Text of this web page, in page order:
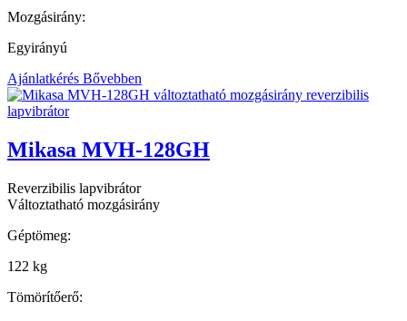
Mozgásirány:
Egyirányú
Ajánlatkérés Bővebben
Mikasa MVH-128GH
Reverzibilis lapvibrátor
Változtatható mozgásirány
Géptömeg:
122 kg
Tömörítőerő: